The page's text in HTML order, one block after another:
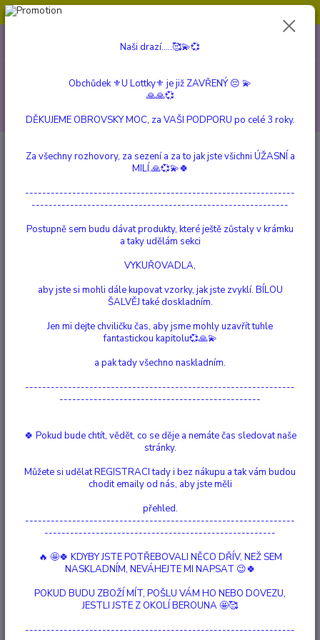
CZK
Affiniti Náramek s Labradoritem a Iolitem
Affiniti Náramek s Labradoritem
a Iolitem
Ohodnotit produkt
následovat své vnitřní vědění. Zve vás, abyste se podívali dovnitř a
Nejsme plátci DPH
Momentálně není k dispozici
Číslo produktu:
90066
mosaz, drahokam
Labradorit, Iolit
přitahuje úspěch, intuici, reflexi
doba výroby 1 kusu:
109 minut
Naši drazí.....🥰💫💞
Obchůdek ⚜️U Lottky⚜️ je již ZAVŘENÝ 😔 💫
🙏🙏💞
DĚKUJEME OBROVSKY MOC, za VAŠI PODPORU po celé 3 roky.
Za všechny rozhovory, za sezení a za to jak jste všichni ÚŽASNÍ a
MILÍ.🙏💞💫🍀
---------------------------------------------------------------
------------------------------------------------------------
Postupně sem budu dávat produkty, které ještě zůstaly v krámku
a taky udělám sekci
VYKUŘOVADLA,
aby jste si mohli dále kupovat vzorky, jak jste zvyklí. BÍLOU
ŠALVĚJ také doskladním.
Jen mi dejte chviličku čas, aby jsme mohly uzavřít tuhle
fantastickou kapitolu💞🙏💫
a pak tady všechno naskladním.
---------------------------------------------------------------
-----------------------------------------------
🍀 Pokud bude chtít, vědět, co se děje a nemáte čas sledovat naše
stránky.
Můžete si udělat REGISTRACI tady i bez nákupu a tak vám budou
chodit emaily od nás, aby jste měli
přehled.
---------------------------------------------------------------
------------------------------------------------------
🔥 🤩🍀 KDYBY JSTE POTŘEBOVALI NĚCO DŘÍV, NEŽ SEM
NASKLADNÍM, NEVÁHEJTE MI NAPSAT 😉🍀
POKUD BUDU ZBOŽÍ MÍT, POŠLU VÁM HO NEBO DOVEZU,
JESTLI JSTE Z OKOLÍ BEROUNA 🤩🥰
---------------------------------------------------------------